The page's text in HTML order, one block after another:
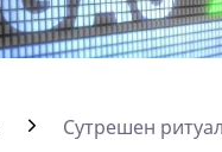
Сутрешен